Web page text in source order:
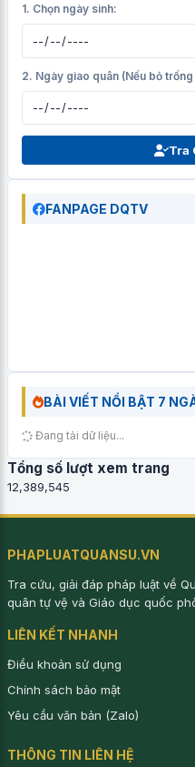
1. Chọn ngày sinh:
2. Ngày giao quân (Nếu bỏ
Tra
FANPAGE DQTV
BÀI VIẾT NỔI BẬT 7
Đang tải dữ liệu...
Tổng số lượt xem trang
12,389,545
PHAPLUATQUANSU.VN
Tra cứu, giải đáp pháp luật về
quân tự vệ và Giáo dục quốc
LIÊN KẾT NHANH
Điều khoản sử dụng
Chính sách bảo mật
Yêu cầu văn bản (Zalo)
THÔNG TIN LIÊN HỆ